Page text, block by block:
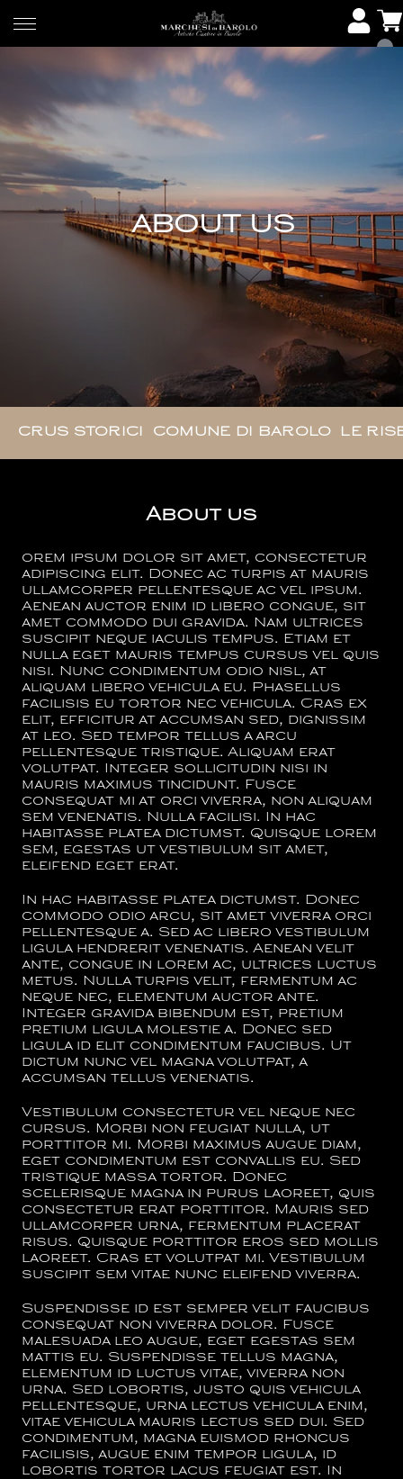
ABOUT US
CRUS STORICI COMUNE DI BAROLO LE
About us
orem ipsum dolor sit amet, consectetur
adipiscing elit. Donec ac turpis at mauris
ullamcorper pellentesque ac vel ipsum.
Aenean auctor enim id libero congue, sit
amet commodo dui gravida. Nam ultrices
suscipit neque iaculis tempus. Etiam et
nulla eget mauris tempus cursus vel quis
nisi. Nunc condimentum odio nisl, at
aliquam libero vehicula eu. Phasellus
facilisis eu tortor nec vehicula. Cras ex
elit, efficitur at accumsan sed, dignissim
at leo. Sed tempor tellus a arcu
pellentesque tristique. Aliquam erat
volutpat. Integer sollicitudin nisi in
mauris maximus tincidunt. Fusce
consequat mi at orci viverra, non aliquam
sem venenatis. Nulla facilisi. In hac
habitasse platea dictumst. Quisque lorem
sem, egestas ut vestibulum sit amet,
eleifend eget erat.
In hac habitasse platea dictumst. Donec
commodo odio arcu, sit amet viverra orci
pellentesque a. Sed ac libero vestibulum
ligula hendrerit venenatis. Aenean velit
ante, congue in lorem ac, ultrices luctus
metus. Nulla turpis velit, fermentum ac
neque nec, elementum auctor ante.
Integer gravida bibendum est, pretium
pretium ligula molestie a. Donec sed
ligula id elit condimentum faucibus. Ut
dictum nunc vel magna volutpat, a
accumsan tellus venenatis.
Vestibulum consectetur vel neque nec
cursus. Morbi non feugiat nulla, ut
porttitor mi. Morbi maximus augue diam,
eget condimentum est convallis eu. Sed
tristique massa tortor. Donec
scelerisque magna in purus laoreet, quis
consectetur erat porttitor. Mauris sed
ullamcorper urna, fermentum placerat
risus. Quisque porttitor eros sed mollis
laoreet. Cras et volutpat mi. Vestibulum
suscipit sem vitae nunc eleifend viverra.
Suspendisse id est semper velit faucibus
consequat non viverra dolor. Fusce
malesuada leo augue, eget egestas sem
mattis eu. Suspendisse tellus magna,
elementum id luctus vitae, viverra non
urna. Sed lobortis, justo quis vehicula
pellentesque, urna lectus vehicula enim,
vitae vehicula mauris lectus sed dui. Sed
condimentum, magna euismod rhoncus
facilisis, augue enim tempor ligula, id
lobortis tortor lacus feugiat est. In